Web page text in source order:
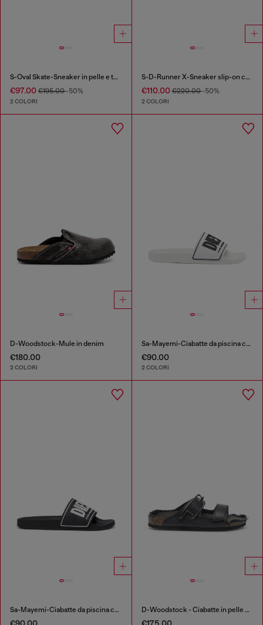
S-Oval Skate-Sneaker in pelle e tessuto
€97.00 €195.00-50%
2 COLORI
S-D-Runner X-Sneaker slip-on con fondo Oval D opaco
€110.00€220.00-50%
2 COLORI
D-Woodstock-Mule in denim
€180.00
2 COLORI
Sa-Mayemi-Ciabatte da piscina con logo 3D
€90.00
2 COLORI
Sa-Mayemi-Ciabatte da piscina con logo 3D
€90.00
D-Woodstock - Ciabatte in pelle con plantare in sughero
€175.00